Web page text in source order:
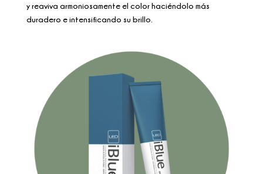
y reaviva armoniosamente el color haciéndolo más
duradero e intensificando su brillo.